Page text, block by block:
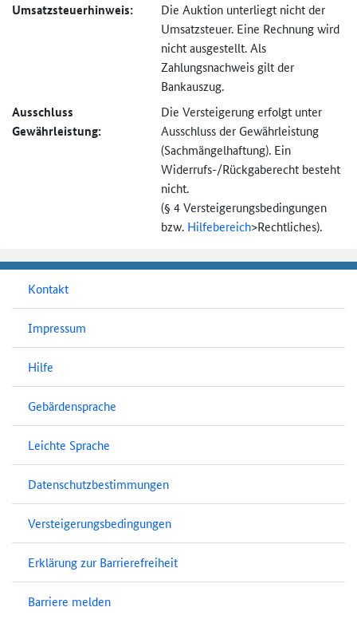
Umsatzsteuer­hinweis:
Die Auktion unterliegt nicht der
Umsatzsteuer. Eine Rechnung wird
nicht ausgestellt. Als
Zahlungsnachweis gilt der
Bankauszug.
Ausschluss
Gewährleistung:
Die Versteigerung erfolgt unter
Ausschluss der Gewährleistung
(Sachmängel­haftung). Ein
Widerrufs-/Rückgaberecht besteht
nicht.
(§ 4 Versteigerungs­bedingungen
bzw. Hilfebereich>Rechtliches).
Kontakt
Impressum
Hilfe
Gebärdensprache
Leichte Sprache
Datenschutzbestimmungen
Versteigerungsbedingungen
Erklärung zur Barrierefreiheit
Barriere melden